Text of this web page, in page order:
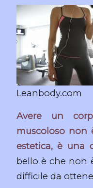
Leanbody.com
Avere un
muscoloso non
estetica, è una
bello è che non
difficile da